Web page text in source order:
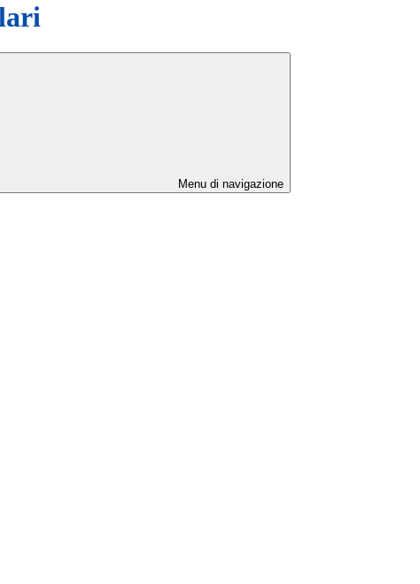
Menu di navigazione